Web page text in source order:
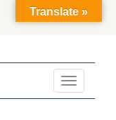
Toggle
navigation
Translate »